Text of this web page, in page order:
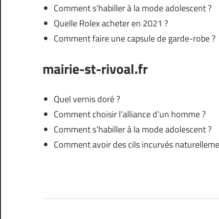
Comment s’habiller à la mode adolescent ?
Quelle Rolex acheter en 2021 ?
Comment faire une capsule de garde-robe ?
mairie-st-rivoal.fr
Quel vernis doré ?
Comment choisir l’alliance d’un homme ?
Comment s’habiller à la mode adolescent ?
Comment avoir des cils incurvés